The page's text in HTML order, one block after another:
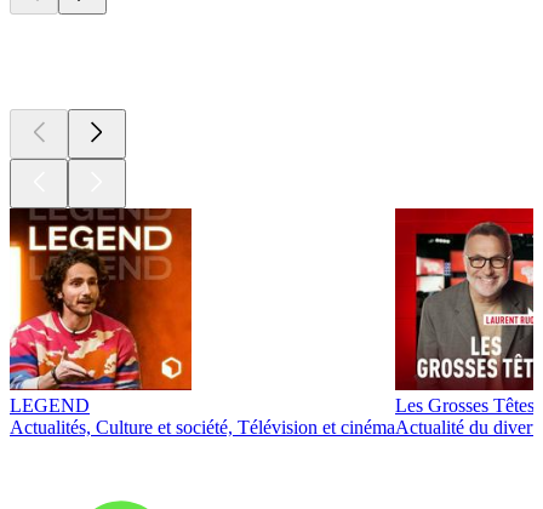
LEGEND
Actualités, Culture et société, Télévision et cinéma
Les Grosses Têtes
Actualité du